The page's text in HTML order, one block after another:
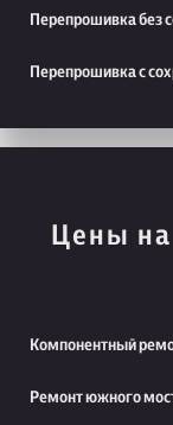
Перепрошивка без
Перепрошивка с
Цены
Компонентный
Ремонт южного